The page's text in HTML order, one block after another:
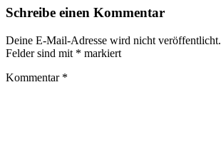
Schreibe einen Kommentar
Deine E-Mail-Adresse wird nicht veröffentlicht.
Felder sind mit * markiert
Kommentar *